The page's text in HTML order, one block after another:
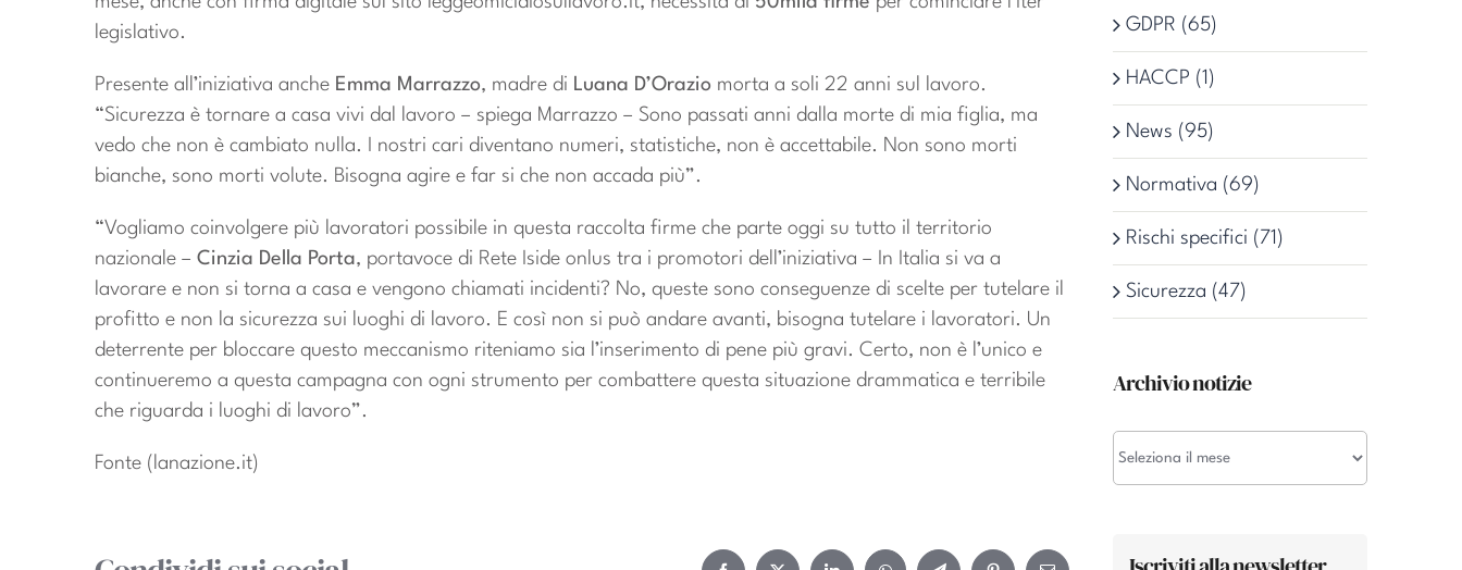
legislativo.
Presente all’iniziativa anche Emma Marrazzo, madre di Luana D’Orazio morta a soli 22 anni sul lavoro.
“Sicurezza è tornare a casa vivi dal lavoro – spiega Marrazzo – Sono passati anni dalla morte di mia figlia, ma
vedo che non è cambiato nulla. I nostri cari diventano numeri, statistiche, non è accettabile. Non sono morti
bianche, sono morti volute. Bisogna agire e far si che non accada più”.
“Vogliamo coinvolgere più lavoratori possibile in questa raccolta firme che parte oggi su tutto il territorio
nazionale – Cinzia Della Porta, portavoce di Rete Iside onlus tra i promotori dell’iniziativa – In Italia si va a
lavorare e non si torna a casa e vengono chiamati incidenti? No, queste sono conseguenze di scelte per tutelare il
profitto e non la sicurezza sui luoghi di lavoro. E così non si può andare avanti, bisogna tutelare i lavoratori. Un
deterrente per bloccare questo meccanismo riteniamo sia l’inserimento di pene più gravi. Certo, non è l’unico e
continueremo a questa campagna con ogni strumento per combattere questa situazione drammatica e terribile
che riguarda i luoghi di lavoro”.
Fonte (lanazione.it)
GDPR (65)
HACCP (1)
News (95)
Normativa (69)
Rischi specifici (71)
Sicurezza (47)
Archivio notizie